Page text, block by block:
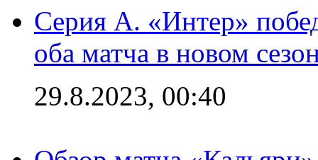
Серия А. «Интер»
оба матча в новом
29.8.2023, 00:40